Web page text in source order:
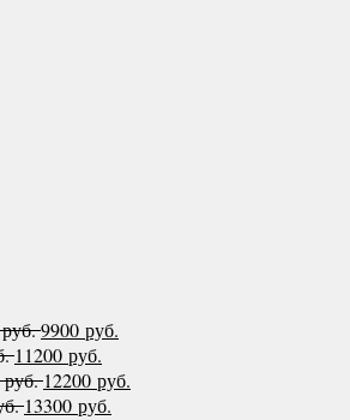
9900 руб.
11200 руб.
12200 руб.
13300 руб.